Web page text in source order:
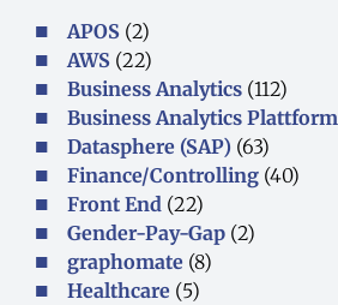
APOS (2)
AWS (22)
Business Analytics (112)
Business Analytics Plattform
Datasphere (SAP) (63)
Finance/Controlling (40)
Front End (22)
Gender-Pay-Gap (2)
graphomate (8)
Healthcare (5)